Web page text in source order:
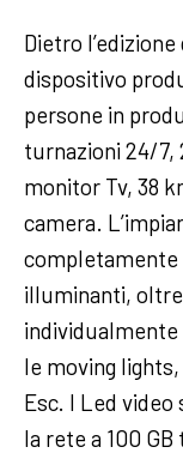
Dietro
dispositivo
persone in
turnazioni 24/7,
monitor Tv, 38
camera.
completamente
illuminanti,
le moving
Esc. I Led
la rete a 100